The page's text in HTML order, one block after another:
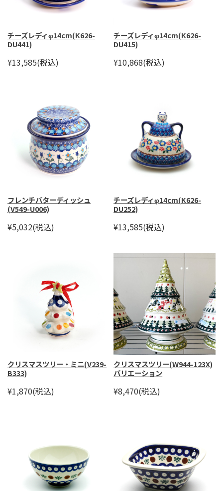
チーズレディφ14cm(K626-
DU441)
¥13,585(税込)
チーズレディφ14cm(K626-
DU415)
¥10,868(税込)
フレンチバターディッシュ
(V549-U006)
¥5,032(税込)
チーズレディφ14cm(K626-
DU252)
¥13,585(税込)
クリスマスツリー・ミニ(V239-
B333)
¥1,870(税込)
クリスマスツリー(W944-123X)
バリエーション
¥8,470(税込)